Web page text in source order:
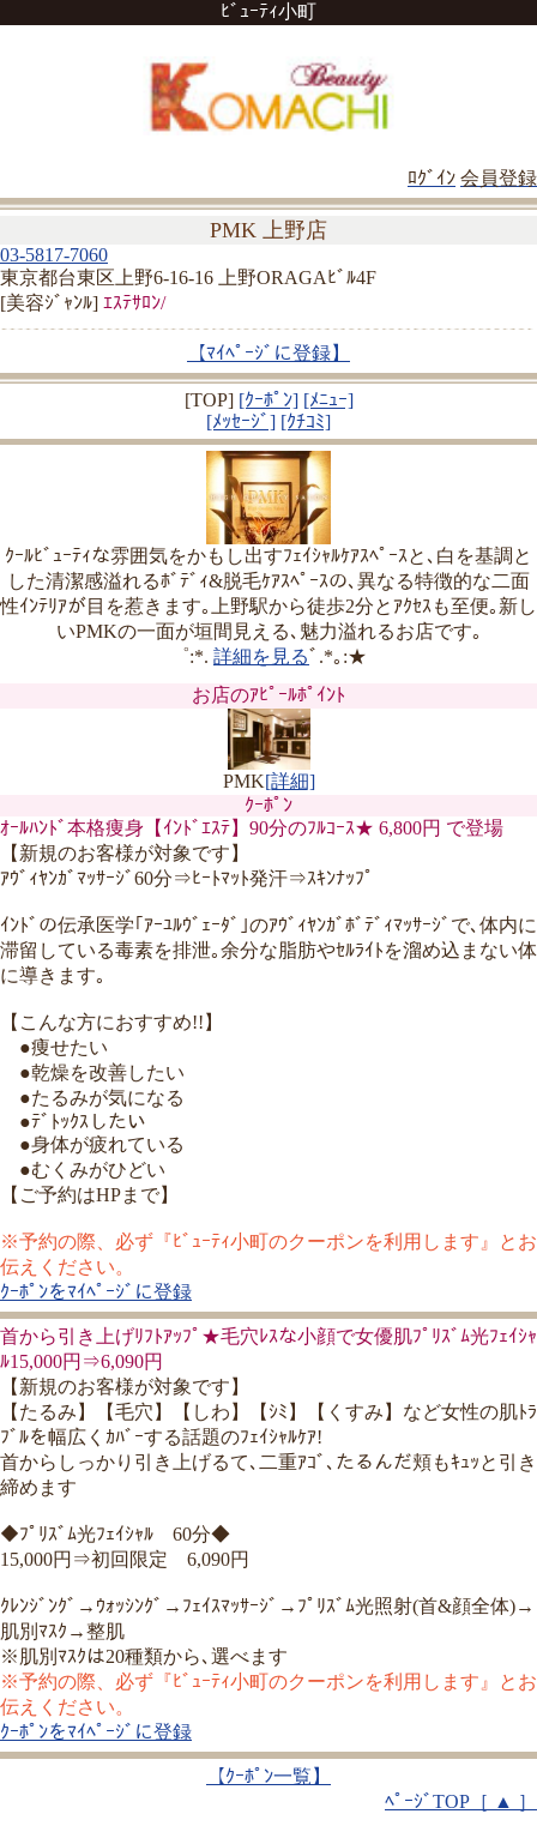
ﾋﾞｭｰﾃｨ小町
ﾛｸﾞｲﾝ 会員登録
PMK 上野店
03-5817-7060
東京都台東区上野6-16-16 上野ORAGAﾋﾞﾙ4F
[美容ｼﾞｬﾝﾙ] ｴｽﾃｻﾛﾝ/
【ﾏｲﾍﾟｰｼﾞに登録】
[TOP] [ｸｰﾎﾟﾝ] [ﾒﾆｭｰ]
[ﾒｯｾｰｼﾞ] [ｸﾁｺﾐ]
ｸｰﾙﾋﾞｭｰﾃｨな雰囲気をかもし出すﾌｪｲｼｬﾙｹｱｽﾍﾟｰｽと､白を基調と
した清潔感溢れるﾎﾞﾃﾞｨ&脱毛ｹｱｽﾍﾟｰｽの､異なる特徴的な二面
性ｲﾝﾃﾘｱが目を惹きます｡上野駅から徒歩2分とｱｸｾｽも至便｡新し
いPMKの一面が垣間見える､魅力溢れるお店です｡
゜:*. 詳細を見るﾞ.*｡:★
お店のｱﾋﾟｰﾙﾎﾟｲﾝﾄ
PMK[詳細]
ｸｰﾎﾟﾝ
ｵｰﾙﾊﾝﾄﾞ本格痩身【ｲﾝﾄﾞｴｽﾃ】90分のﾌﾙｺｰｽ★ 6,800円 で登場
【新規のお客様が対象です】
ｱｳﾞｨﾔﾝｶﾞﾏｯｻｰｼﾞ60分⇒ﾋｰﾄﾏｯﾄ発汗⇒ｽｷﾝﾅｯﾌﾟ
ｲﾝﾄﾞの伝承医学｢ｱｰﾕﾙｳﾞｪｰﾀﾞ｣のｱｳﾞｨﾔﾝｶﾞﾎﾞﾃﾞｨﾏｯｻｰｼﾞで､体内に
滞留している毒素を排泄｡余分な脂肪やｾﾙﾗｲﾄを溜め込まない体
に導きます｡
【こんな方におすすめ!!】
●痩せたい
●乾燥を改善したい
●たるみが気になる
●ﾃﾞﾄｯｸｽしたい
●身体が疲れている
●むくみがひどい
【ご予約はHPまで】
※予約の際、必ず『ﾋﾞｭｰﾃｨ小町のクーポンを利用します』とお
伝えください。
ｸｰﾎﾟﾝをﾏｲﾍﾟｰｼﾞに登録
首から引き上げﾘﾌﾄｱｯﾌﾟ★毛穴ﾚｽな小顔で女優肌ﾌﾟﾘｽﾞﾑ光ﾌｪｲｼｬ
ﾙ15,000円⇒6,090円
【新規のお客様が対象です】
【たるみ】【毛穴】【しわ】【ｼﾐ】【くすみ】など女性の肌ﾄﾗ
ﾌﾞﾙを幅広くｶﾊﾞｰする話題のﾌｪｲｼｬﾙｹｱ!
首からしっかり引き上げるて､二重ｱｺﾞ､たるんだ頬もｷｭｯと引き
締めます
◆ﾌﾟﾘｽﾞﾑ光ﾌｪｲｼｬﾙ 60分◆
15,000円⇒初回限定 6,090円
ｸﾚﾝｼﾞﾝｸﾞ→ｳｫｯｼﾝｸﾞ→ﾌｪｲｽﾏｯｻｰｼﾞ→ﾌﾟﾘｽﾞﾑ光照射(首&顔全体)→
肌別ﾏｽｸ→整肌
※肌別ﾏｽｸは20種類から､選べます
※予約の際、必ず『ﾋﾞｭｰﾃｨ小町のクーポンを利用します』とお
伝えください。
ｸｰﾎﾟﾝをﾏｲﾍﾟｰｼﾞに登録
【ｸｰﾎﾟﾝ一覧】
ﾍﾟｰｼﾞTOP［ ▲ ］